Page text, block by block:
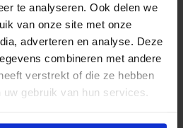
te analyseren. Ook delen we
van onze site met onze
adverteren en analyse. Deze
combineren met andere
verstrekt of die ze hebben
gebruik van hun services.
Complex, dat
gebouwd in Karbala,
hoop en transformatie
en hun
centrum zal